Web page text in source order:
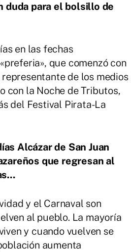
duda para el bolsillo de
en las fechas
que comenzó con
de los medios
con la Noche de Tributos,
del Festival Pirata-La
Alcázar de San Juan
que regresan al
y el Carnaval son
al pueblo. La mayoría
y cuando vuelven se
aumenta